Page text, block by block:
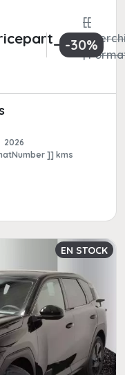
[[
|
-30%
2026
]] kms
EN STOCK